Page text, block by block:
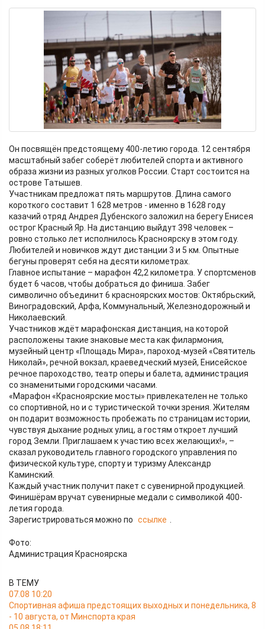
Он посвящён предстоящему 400-летию города. 12 сентября
масштабный забег соберёт любителей спорта и активного
образа жизни из разных уголков России. Старт состоится на
острове Татышев.
Участникам предложат пять маршрутов. Длина самого
короткого составит 1 628 метров - именно в 1628 году
казачий отряд Андрея Дубенского заложил на берегу Енисея
острог Красный Яр. На дистанцию выйдут 398 человек –
ровно столько лет исполнилось Красноярску в этом году.
Любителей и новичков ждут дистанции 3 и 5 км. Опытные
бегуны проверят себя на десяти километрах.
Главное испытание – марафон 42,2 километра. У спортсменов
будет 6 часов, чтобы добраться до финиша. Забег
символично объединит 6 красноярских мостов: Октябрьский,
Виноградовский, Арфа, Коммунальный, Железнодорожный и
Николаевский.
Участников ждёт марафонская дистанция, на которой
расположены такие знаковые места как филармония,
музейный центр «Площадь Мира», пароход-музей «Святитель
Николай», речной вокзал, краеведческий музей, Енисейское
речное пароходство, театр оперы и балета, администрация
со знаменитыми городскими часами.
«Марафон «Красноярские мосты» привлекателен не только
со спортивной, но и с туристической точки зрения. Жителям
он подарит возможность пробежать по страницам истории,
чувствуя дыхание родных улиц, а гостям откроет лучший
город Земли. Приглашаем к участию всех желающих!», –
сказал руководитель главного городского управления по
физической культуре, спорту и туризму Александр
Каминский.
Каждый участник получит пакет с сувенирной продукцией.
Финишёрам вручат сувенирные медали с символикой 400-
летия города.
Зарегистрироваться можно по ссылке
Фото:
Администрация Красноярска
В ТЕМУ
07.08 10:20
Спортивная афиша предстоящих выходных и понедельника, 8
- 10 августа, от Минспорта края